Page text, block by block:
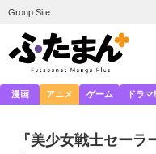
Group Site
漫画 アニメ ゲーム ドラ
『美少女戦士セー